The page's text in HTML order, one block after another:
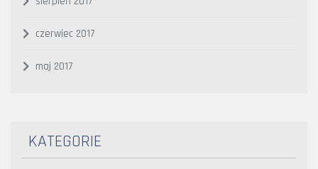
czerwiec 2017
maj 2017
KATEGORIE